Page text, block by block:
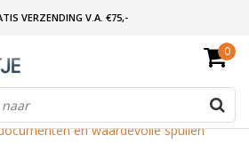
VERZENDING V.A. €75,-
15:00 BESTELD? VOLGENDE DAG OP SLOT!
ALLES UIT VOORRAAD
0
met vingerafdruk – grote Master
en waardevolle spullen